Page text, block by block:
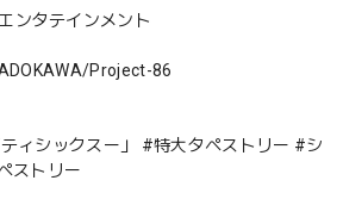
ンタテインメント
Project-86
ィシックスー」 #特大タペストリー #シ
ストリー